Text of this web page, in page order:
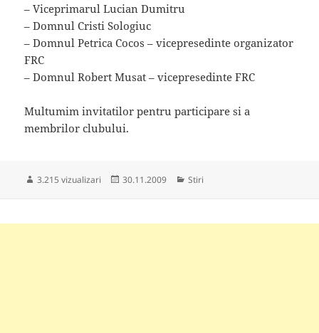
– Viceprimarul Lucian Dumitru
– Domnul Cristi Sologiuc
– Domnul Petrica Cocos – vicepresedinte organizator
FRC
– Domnul Robert Musat – vicepresedinte FRC
Multumim invitatilor pentru participare si a
membrilor clubului.
3.215 vizualizari
Publicat
30.11.2009 Categorii
Stiri